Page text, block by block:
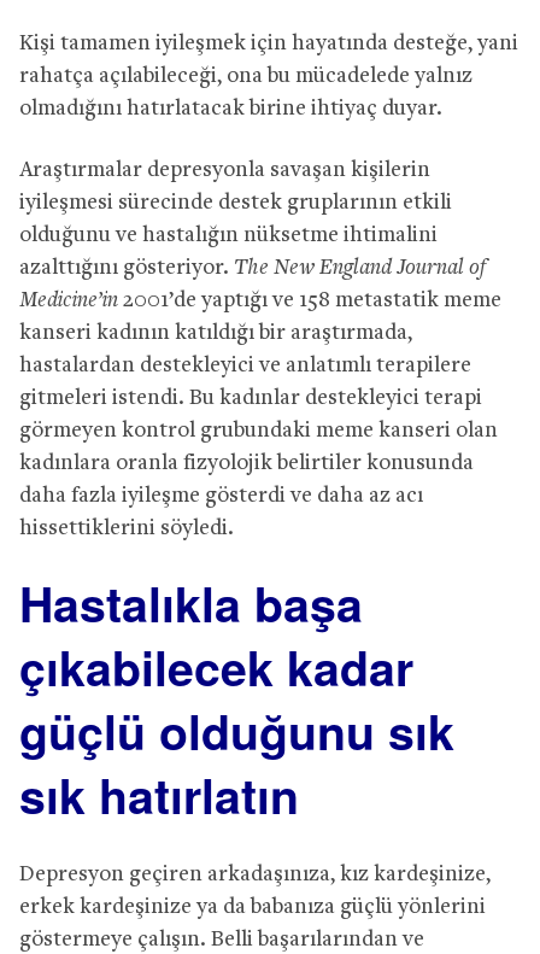
Kişi tamamen iyileşmek için hayatında desteğe, yani
rahatça açılabileceği, ona bu mücadelede yalnız
olmadığını hatırlatacak birine ihtiyaç duyar.
Araştırmalar depresyonla savaşan kişilerin
iyileşmesi sürecinde destek gruplarının etkili
olduğunu ve hastalığın nüksetme ihtimalini
azalttığını gösteriyor. The New England Journal of
Medicine’in 2001’de yaptığı ve 158 metastatik meme
kanseri kadının katıldığı bir araştırmada,
hastalardan destekleyici ve anlatımlı terapilere
gitmeleri istendi. Bu kadınlar destekleyici terapi
görmeyen kontrol grubundaki meme kanseri olan
kadınlara oranla fizyolojik belirtiler konusunda
daha fazla iyileşme gösterdi ve daha az acı
hissettiklerini söyledi.
Hastalıkla başa
çıkabilecek kadar
güçlü olduğunu sık
sık hatırlatın
Depresyon geçiren arkadaşınıza, kız kardeşinize,
erkek kardeşinize ya da babanıza güçlü yönlerini
göstermeye çalışın. Belli başarılarından ve